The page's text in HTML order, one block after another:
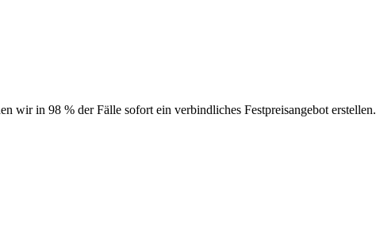
wir in 98 % der Fälle sofort ein verbindliches Festpreisangebot erstellen.